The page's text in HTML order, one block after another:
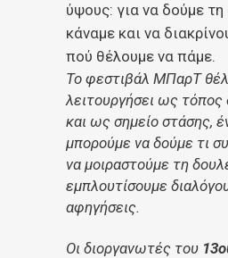
ύψους: για να δούμε
κάναμε και να
πού θέλουμε να πάμε.
Το φεστιβάλ ΜΠαρΤ
λειτουργήσει ως τόπος
και ως σημείο στάσης,
μπορούμε να δούμε τι
να μοιραστούμε τη
εμπλουτίσουμε
αφηγήσεις.
Οι διοργανωτές του